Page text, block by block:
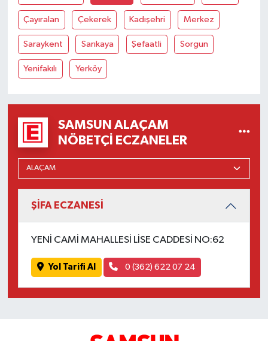
Çayıralan Çekerek Kadışehri Merkez
Saraykent Sarıkaya Şefaatli Sorgun
Yenifakılı Yerköy
SAMSUN ALAÇAM
NÖBETÇI ECZANELER
ŞİFA ECZANESİ
YENİ CAMİ MAHALLESİ LİSE CADDESİ NO:62
Yol Tarifi Al 0 (362) 622 07 24